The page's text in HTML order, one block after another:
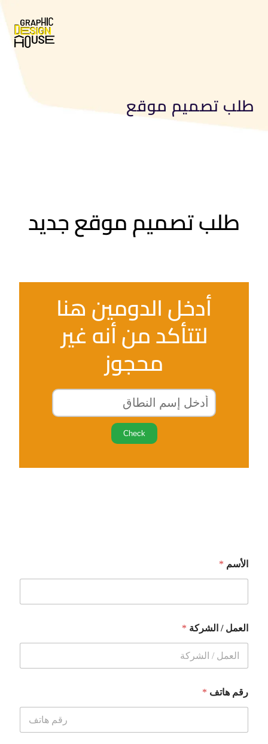
طلب تصميم موقع
طلب تصميم موقع جديد
أدخل الدومين هنا
لتتأكد من أنه غير
محجوز
Check
الأسم *
العمل / الشركة *
رقم هاتف *